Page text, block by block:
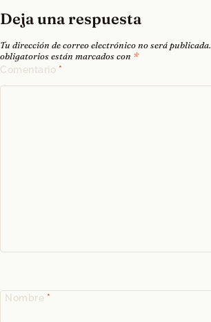
Deja una respuesta
Tu dirección de correo electrónico no será publicada.
obligatorios están marcados con *
Comentario *
Nombre *